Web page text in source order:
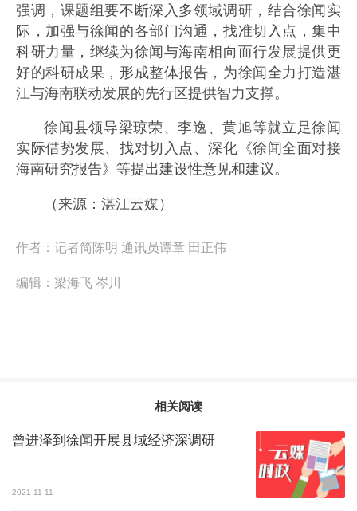
强调，课题组要不断深入多领域调研，结合徐闻实
际，加强与徐闻的各部门沟通，找准切入点，集中
科研力量，继续为徐闻与海南相向而行发展提供更
好的科研成果，形成整体报告，为徐闻全力打造湛
江与海南联动发展的先行区提供智力支撑。
徐闻县领导梁琼荣、李逸、黄旭等就立足徐闻
实际借势发展、找对切入点、深化《徐闻全面对接
海南研究报告》等提出建设性意见和建议。
（来源：湛江云媒）
作者： 记者简陈明 通讯员谭章 田正伟
编辑： 梁海飞 岑川
相关阅读
曾进泽到徐闻开展县域经济深调研
2021-11-11